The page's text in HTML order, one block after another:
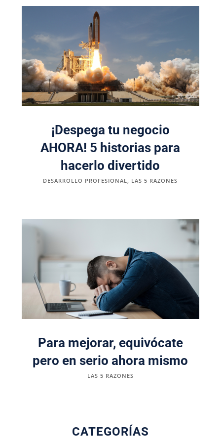
¡Despega tu negocio
AHORA! 5 historias para
hacerlo divertido
DESARROLLO PROFESIONAL LAS 5 RAZONES
Para mejorar, equivócate
pero en serio ahora mismo
LAS 5 RAZONES
CATEGORÍAS